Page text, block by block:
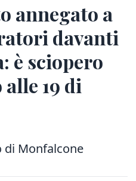
annegato a
davanti
è sciopero
19 di
di Monfalcone